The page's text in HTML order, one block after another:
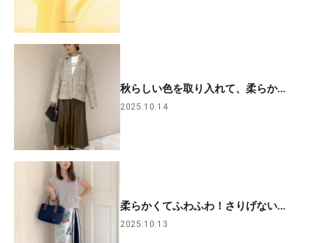
秋らしい色を取り入れて、柔らか...
2025.10.14
柔らかくてふわふわ！さりげない...
2025.10.13